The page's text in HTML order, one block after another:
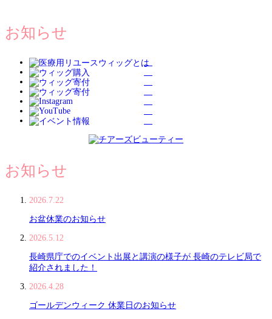
お知らせ
お知らせ
2026.7.22
お盆休業のお知らせ
2026.5.12
長崎県庁でのイベント出展と講演の様子が 長崎のテレビ局で
紹介されました！
2026.4.28
ゴールデンウィーク 休業日のお知らせ